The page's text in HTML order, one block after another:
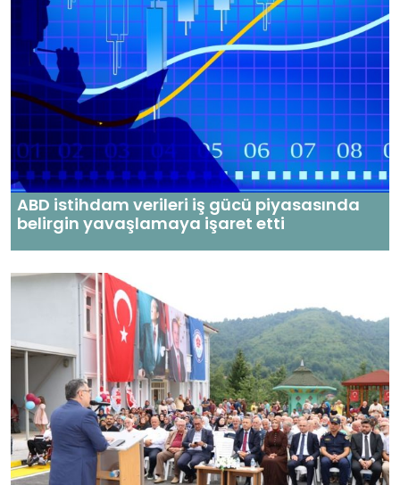
ABD istihdam verileri iş gücü piyasasında
belirgin yavaşlamaya işaret etti